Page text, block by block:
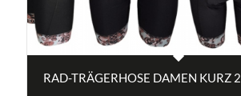
RAD-TRÄGERHOSE DAMEN KURZ